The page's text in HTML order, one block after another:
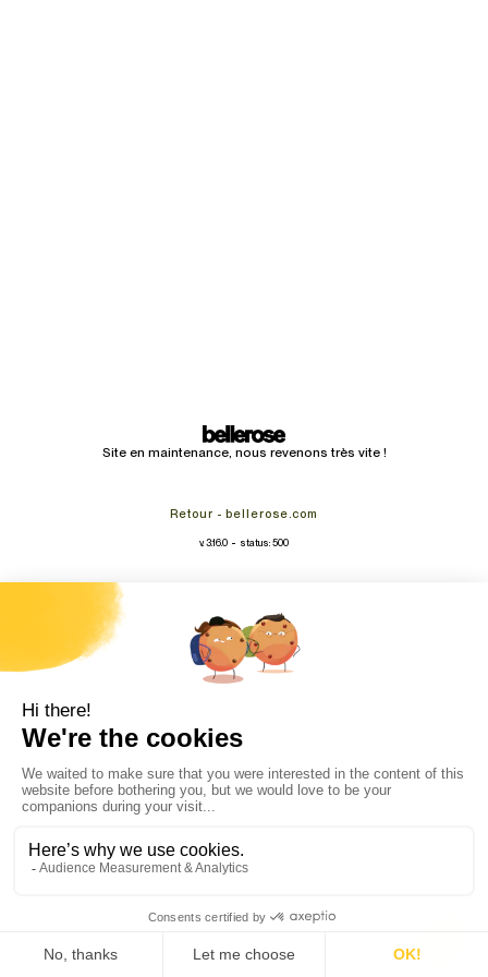
Site en maintenance, nous revenons très vite !
Retour - bellerose.com
v. 3.16.0 - status: 500